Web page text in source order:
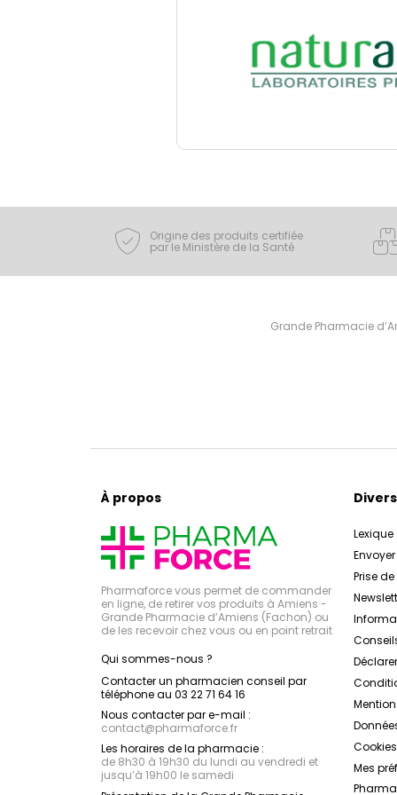
Origine des produits certifiée
par le Ministère de la Santé
Grande Pharmacie
À propos
Pharmaforce vous permet de commander
en ligne, de retirer vos produits à Amiens -
Grande Pharmacie d’Amiens (Fachon) ou
de les recevoir chez vous ou en point retrait
Qui sommes-nous ?
Contacter un pharmacien conseil par
téléphone au 03 22 71 64 16
Nous contacter par e-mail :
contact@pharmaforce.fr
Les horaires de la pharmacie :
de 8h30 à 19h30 du lundi au vendredi et
jusqu’à 19h00 le samedi
Divers
Lexique
Prise
Cookies
Mes